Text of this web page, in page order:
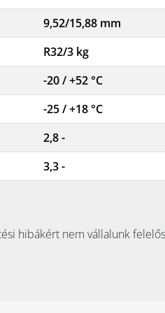
9,52/15,88 mm
R32/3 kg
-20 / +52 °C
-25 / +18 °C
2,8 -
3,3 -
hibákért nem vállalunk